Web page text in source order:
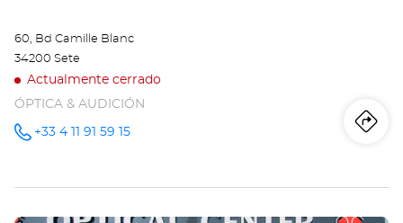
60, Bd Camille Blanc
34200 Sete
Actualmente cerrado
ÓPTICA & AUDICIÓN
número
+33 4 11 91 59 15
a